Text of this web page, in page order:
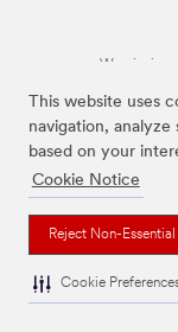
This website uses
navigation,
based on your
Cookie Notice
Reject Non-
Cookie